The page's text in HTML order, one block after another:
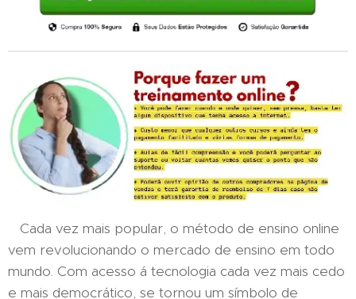
Cada vez mais popular, o método de ensino online
vem revolucionando o mercado de ensino em todo
mundo. Com acesso á tecnologia cada vez mais cedo
e mais democrático, se tornou um símbolo de